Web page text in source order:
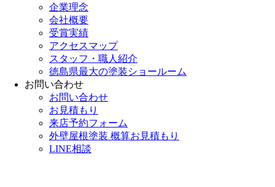
企業理念
会社概要
受賞実績
アクセスマップ
スタッフ・職人紹介
徳島県最大の塗装ショールーム
お問い合わせ
お問い合わせ
お見積もり
来店予約フォーム
外壁屋根塗装 概算お見積もり
LINE相談